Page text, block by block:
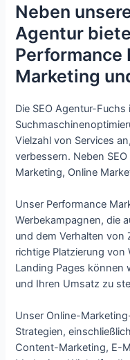
Neben
Agentur
Performance
Marketing
Die SEO Agentur-
Vielzahl von Services
verbessern. Neben
Marketing, Online
Unser Performance
Werbekampagnen, die
und dem Verhalten von
richtige Platzierung von
Landing Pages können
und Ihren Umsatz zu
Unser Online-
Strategien,
Content-Marketing, E-